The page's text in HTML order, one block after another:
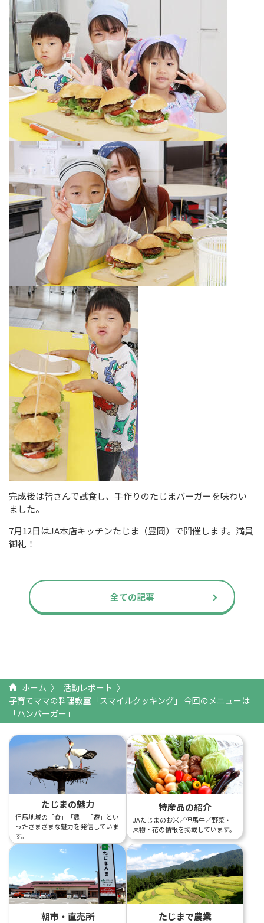
完成後は皆さんで試食し、手作りのたじまバーガーを味わい
ました。
7月12日はJA本店キッチンたじま（豊岡）で開催します。満員
御礼！
全ての記事
ホーム
活動レポート
子育てママの料理教室「スマイルクッキング」 今回のメニューは
「ハンバーガー」
たじまの魅力
但馬地域の「食」「農」「遊」とい
ったさまざまな魅力を発信していま
す。
特産品の紹介
JAたじまのお米／但馬牛／野菜・
果物・花の情報を掲載しています。
朝市・直売所 たじまで農業